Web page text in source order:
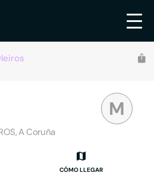
M
A Coruña
CÓMO LLEGAR